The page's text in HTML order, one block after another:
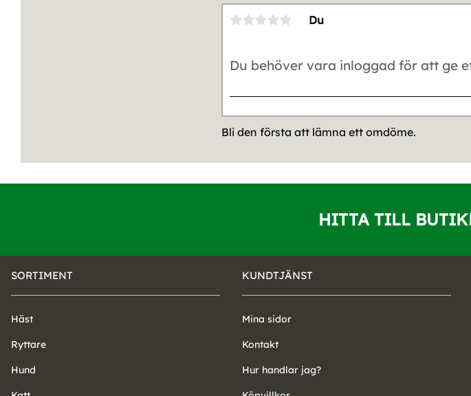
Du
Bli den första att lämna ett omdöme.
HITTA TILL
SORTIMENT
Häst
Ryttare
Hund
KUNDTJÄNST
Mina sidor
Kontakt
Hur handlar jag?